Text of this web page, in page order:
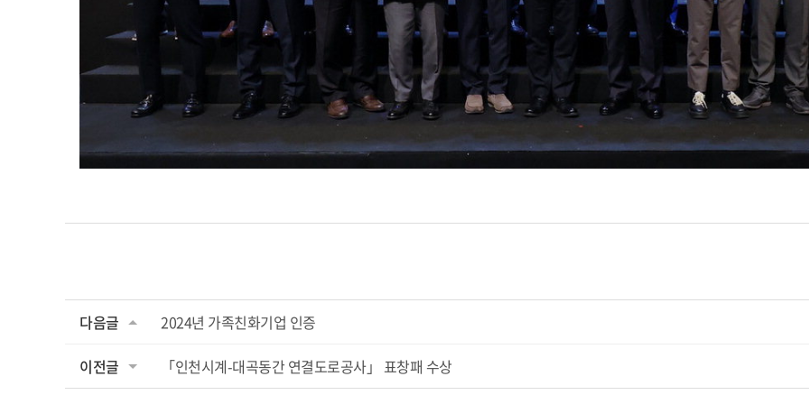
다음글 2024년 가족친화기업 인증
이전글 「인천시계-대곡동간 연결도로공사」 표창패 수상